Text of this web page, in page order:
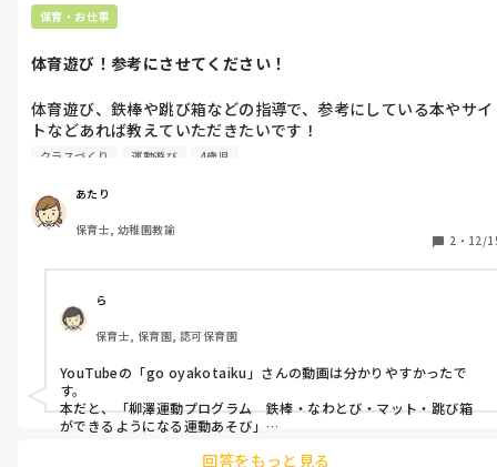
やはり私には無理だなぁと。。。
はカフェパートをしています。
保育・お仕事
体育遊び！参考にさせてください！
体育遊び、鉄棒や跳び箱などの指導で、参考にしている本やサイ
トなどあれば教えていただきたいです！
4〜5歳児です。苦手意識を持たず体を動かして遊ぶことを楽しめ
あまり運動遊びの活動の進め方が分からず…意識していることな
ども教えてほしいです。
よろしくお願いします！
クラスづくり 運動遊び 4歳児
あたり
保育士, 幼稚園教諭
2 ・ 12/
ら
保育士, 保育園, 認可保育園
YouTubeの「go oyakotaiku」さんの動画は分かりやすかったで
す。
本だと、「柳澤運動プログラム　鉄棒・なわとび・マット・跳び箱
ができるようになる運動あそび」
きるように書いてある本です！丁寧な導入するならおすすめです！
回答をもっと見る